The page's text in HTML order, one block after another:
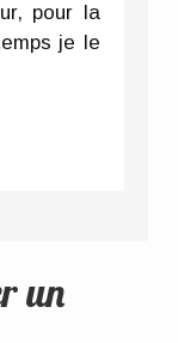
pour la
je le
un